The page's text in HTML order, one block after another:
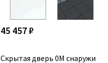
45 457 ₽
Скрытая дверь 0M снаружи